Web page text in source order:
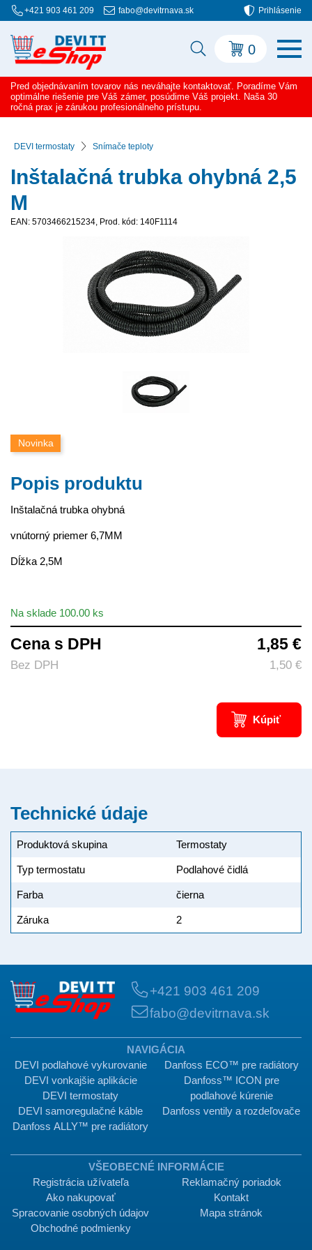
+421 903 461 209 fabo@devitrnava.sk Prihlásenie
0
Pred objednávaním tovarov nás neváhajte kontaktovať. Poradíme Vám
optimálne riešenie pre Váš zámer, posúdime Váš projekt. Naša 30
ročná prax je zárukou profesionálneho prístupu.
DEVI termostaty Snímače teploty
Inštalačná trubka ohybná 2,5
M
EAN: 5703466215234, Prod. kód: 140F1114
Novinka
Popis produktu
Inštalačná trubka ohybná
vnútorný priemer 6,7MM
Dĺžka 2,5M
Na sklade 100.00 ks
Cena s DPH 1,85 €
Bez DPH 1,50 €
Kúpiť
Technické údaje
Produktová skupina Termostaty
Typ termostatu Podlahové čidlá
Farba čierna
Záruka 2
+421 903 461 209
fabo@devitrnava.sk
NAVIGÁCIA
DEVI podlahové vykurovanie
DEVI vonkajšie aplikácie
DEVI termostaty
DEVI samoregulačné káble
Danfoss ALLY™ pre radiátory
Danfoss ECO™ pre radiátory
Danfoss™ ICON pre
podlahové kúrenie
Danfoss ventily a rozdeľovače
VŠEOBECNÉ INFORMÁCIE
Registrácia užívateľa
Ako nakupovať
Spracovanie osobných údajov
Obchodné podmienky
Reklamačný poriadok
Kontakt
Mapa stránok